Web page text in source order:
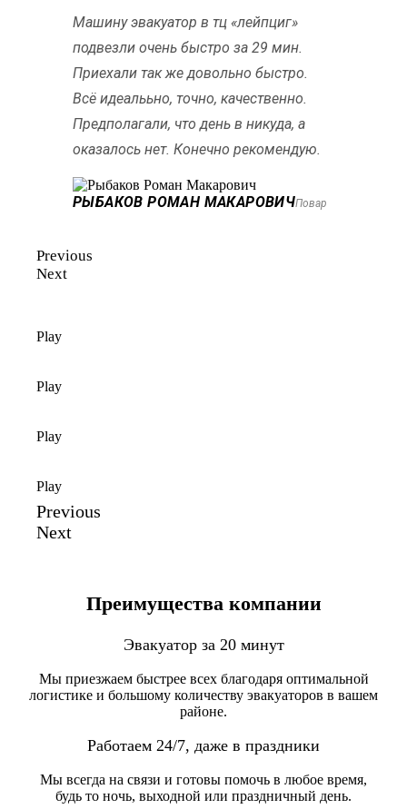
Машину эвакуатор в тц «лейпциг»
подвезли очень быстро за 29 мин.
Приехали так же довольно быстро.
Всё идеалььно, точно, качественно.
Предполагали, что день в никуда, а
оказалось нет. Конечно рекомендую.
РЫБАКОВ РОМАН МАКАРОВИЧПовар
Previous
Next
Play
Play
Play
Play
Previous
Next
Преимущества компании
Эвакуатор за 20 минут
Мы приезжаем быстрее всех благодаря оптимальной
логистике и большому количеству эвакуаторов в вашем
районе.
Работаем 24/7, даже в праздники
Мы всегда на связи и готовы помочь в любое время,
будь то ночь, выходной или праздничный день.